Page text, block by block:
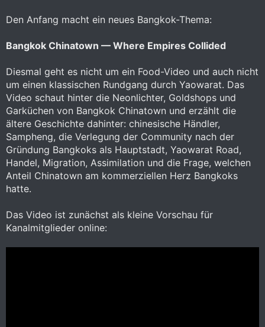
Den Anfang macht ein neues Bangkok-Thema:
Bangkok Chinatown — Where Empires Collided
Diesmal geht es nicht um ein Food-Video und auch nicht
um einen klassischen Rundgang durch Yaowarat. Das
Video schaut hinter die Neonlichter, Goldshops und
Garküchen von Bangkok Chinatown und erzählt die
ältere Geschichte dahinter: chinesische Händler,
Sampheng, die Verlegung der Community nach der
Gründung Bangkoks als Hauptstadt, Yaowarat Road,
Handel, Migration, Assimilation und die Frage, welchen
Anteil Chinatown am kommerziellen Herz Bangkoks
hatte.
Das Video ist zunächst als kleine Vorschau für
Kanalmitglieder online: